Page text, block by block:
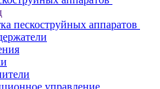
пескоструйных аппаратов
управление